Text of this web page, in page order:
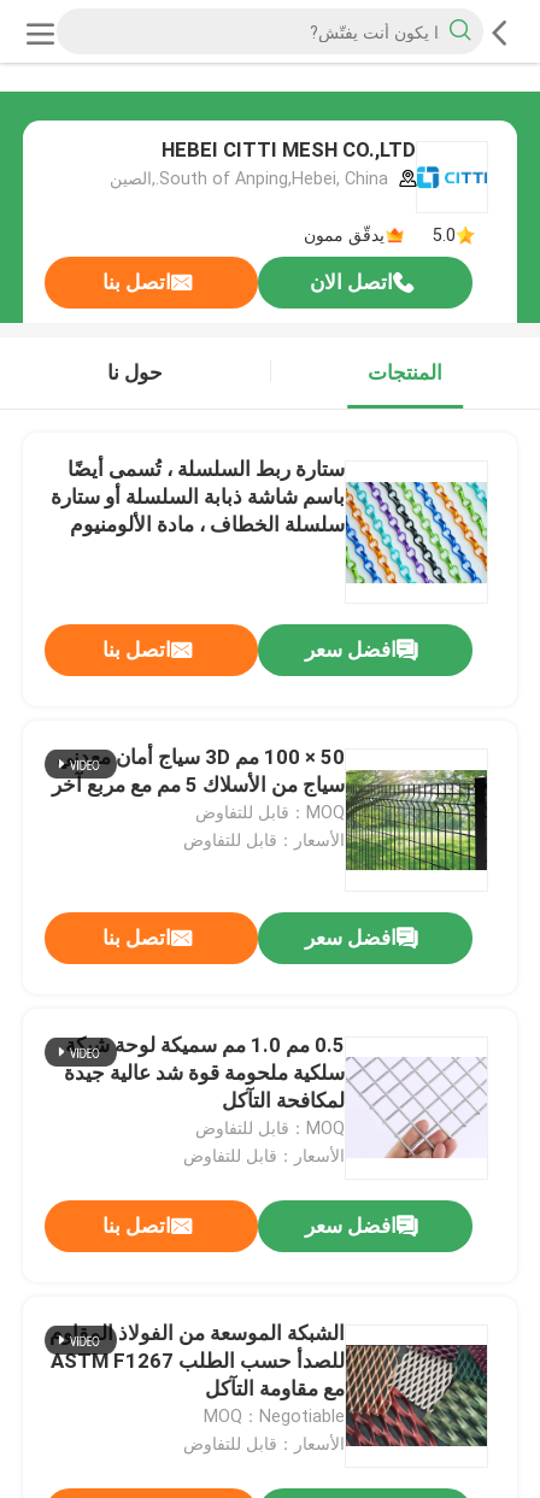
HEBEI CITTI MESH CO.,LTD
5.0 يدقّق ممون
اتصل الان اتصل بنا
المنتجات حول نا
ستارة ربط السلسلة ، تُسمى أيضًا
باسم شاشة ذبابة السلسلة أو ستارة
سلسلة الخطاف ، مادة الألومنيوم
افضل سعر اتصل بنا
50 × 100 مم 3D سياج أمان معدني
سياج من الأسلاك 5 مم مع مربع آخر
MOQ：قابل للتفاوض
الأسعار：قابل للتفاوض
افضل سعر اتصل بنا
0.5 مم 1.0 مم سميكة لوحة شبكة
سلكية ملحومة قوة شد عالية جيدة
لمكافحة التآكل
MOQ：قابل للتفاوض
الأسعار：قابل للتفاوض
افضل سعر اتصل بنا
الشبكة الموسعة من الفولاذ المقاوم
للصدأ حسب الطلب ASTM F1267
مع مقاومة التآكل
MOQ：Negotiable
الأسعار：قابل للتفاوض